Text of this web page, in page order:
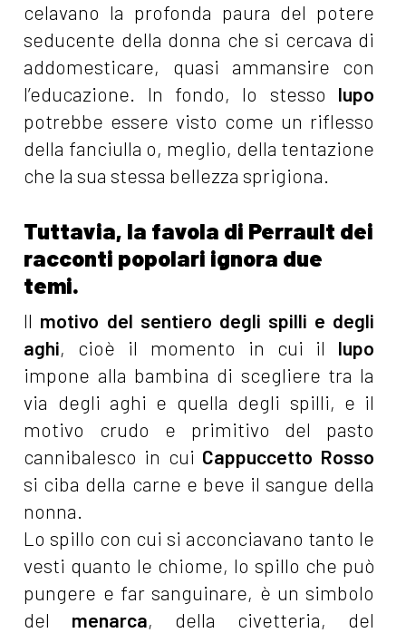
celavano la profonda paura del potere
seducente della donna che si cercava di
addomesticare, quasi ammansire con
l’educazione. In fondo, lo stesso lupo
potrebbe essere visto come un riflesso
della fanciulla o, meglio, della tentazione
che la sua stessa bellezza sprigiona.
Tuttavia, la favola di Perrault dei
racconti popolari ignora due
temi.
Il motivo del sentiero degli spilli e degli
aghi, cioè il momento in cui il lupo
impone alla bambina di scegliere tra la
via degli aghi e quella degli spilli, e il
motivo crudo e primitivo del pasto
cannibalesco in cui Cappuccetto Rosso
si ciba della carne e beve il sangue della
nonna.
Lo spillo con cui si acconciavano tanto le
vesti quanto le chiome, lo spillo che può
pungere e far sanguinare, è un simbolo
del menarca, della civetteria, del